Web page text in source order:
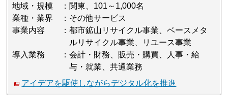
地域・規模
関東、101～1,000名
業種・業界
その他サービス
事業内容
都市鉱山リサイクル事業、ベースメタ
ルリサイクル事業、リユース事業
導入業務
会計・財務、販売・購買、人事・給
与・就業、共通業務
アイデアを駆使しながらデジタル化を推進